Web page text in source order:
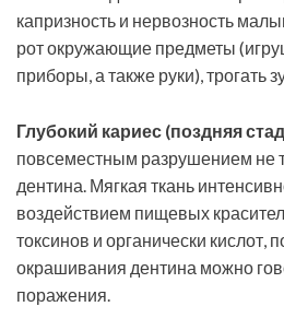
капризность и нервозность
рот окружающие предметы
приборы, а также руки), трогать
Глубокий кариес (поздняя
повсеместным разрушением не
дентина. Мягкая ткань
воздействием пищевых
токсинов и органически кислот,
окрашивания дентина можно
поражения.